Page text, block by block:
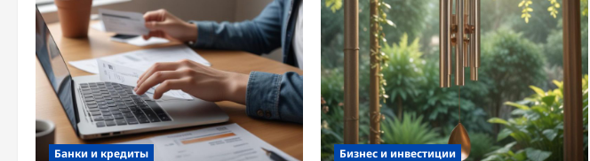
Банки и кредиты Бизнес и инвестиции